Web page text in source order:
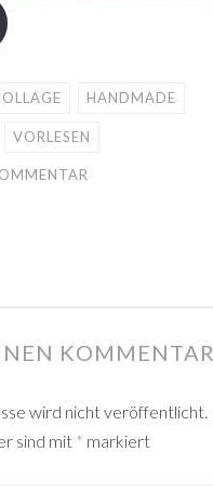
HANDMADE
VORLESEN
KOMMENTAR
wird nicht veröffentlicht.
sind mit * markiert